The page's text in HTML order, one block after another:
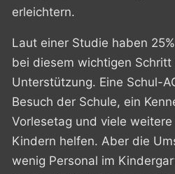
erleichtern.
Laut einer Studie haben
bei diesem wichtigen
Unterstützung. Eine Schul-
Besuch der Schule, ein
Vorlesetag und viele
Kindern helfen. Aber die
wenig Personal im